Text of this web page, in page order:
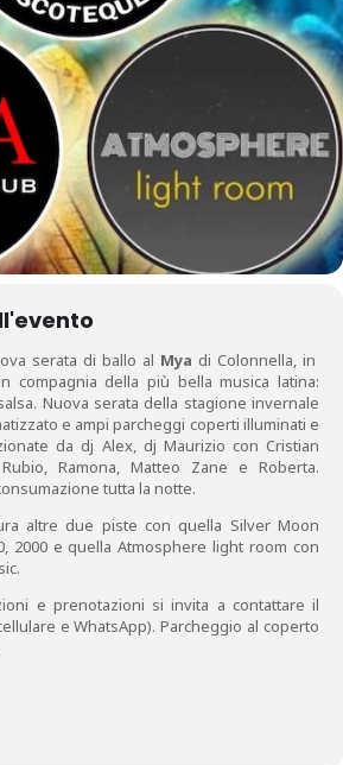
serata di ballo al Mya di Colonnella, in
compagnia della più bella musica latina:
Nuova serata della stagione invernale
e ampi parcheggi coperti illuminati e
da dj Alex, dj Maurizio con Cristian
Ramona, Matteo Zane e Roberta.
tutta la notte.
altre due piste con quella Silver Moon
2000 e quella Atmosphere light room con
e prenotazioni si invita a contattare il
e WhatsApp). Parcheggio al coperto